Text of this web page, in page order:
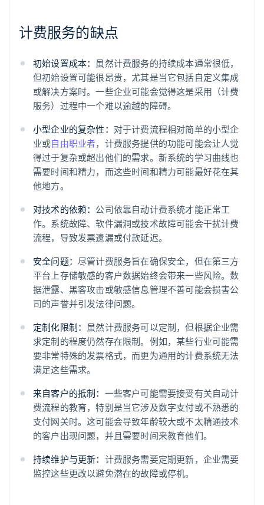
计费服务的缺点
初始设置成本： 虽然计费服务的持续成本通常很低，
但初始设置可能很昂贵，尤其是当它包括自定义集成
或解决方案时。一些企业可能会觉得这是采用（计费
服务）过程中一个难以逾越的障碍。
小型企业的复杂性： 对于计费流程相对简单的小型企
业或自由职业者，计费服务提供的功能可能会让人觉
得过于复杂或超出他们的需求。新系统的学习曲线也
需要时间和精力，而这些时间和精力可能最好花在其
他地方。
对技术的依赖： 公司依靠自动计费系统才能正常工
作。系统故障、软件漏洞或技术故障可能会干扰计费
流程，导致发票遗漏或付款延迟。
安全问题： 尽管计费服务旨在确保安全，但在第三方
平台上存储敏感的客户数据始终会带来一些风险。数
据泄露、黑客攻击或敏感信息管理不善可能会损害公
司的声誉并引发法律问题。
定制化限制： 虽然计费服务可以定制，但根据企业需
求定制的程度仍然存在限制。例如，某些行业可能需
要非常特殊的发票格式，而更为通用的计费系统无法
满足这些需求。
来自客户的抵制： 一些客户可能需要接受有关自动计
费流程的教育，特别是当它涉及数字支付或不熟悉的
支付网关时。这可能会导致年龄较大或不太精通技术
的客户出现问题，并且需要时间来教育他们。
持续维护与更新： 计费服务需要定期更新，企业需要
监控这些更改以避免潜在的故障或停机。